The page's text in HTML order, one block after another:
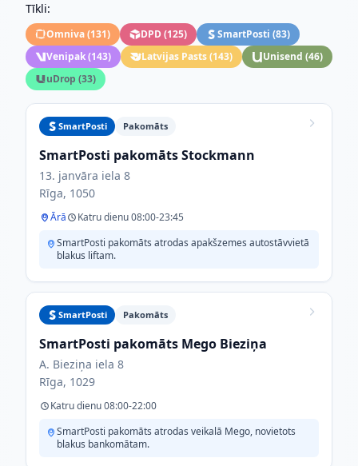
Tīkli:
Omniva(131) DPD(125) SmartPosti (83)
Venipak(143) Latvijas Pasts(143) Unisend (46)
uDrop (33)
SmartPosti Pakomāts
SmartPosti pakomāts Stockmann
13. janvāra iela 8
Rīga, 1050
Ārā
Katru dienu 08:00-23:45
SmartPosti pakomāts atrodas apakšzemes autostāvvietā
blakus liftam.
SmartPosti Pakomāts
SmartPosti pakomāts Mego Bieziņa
A. Bieziņa iela 8
Rīga, 1029
Katru dienu 08:00-22:00
SmartPosti pakomāts atrodas veikalā Mego, novietots
blakus bankomātam.